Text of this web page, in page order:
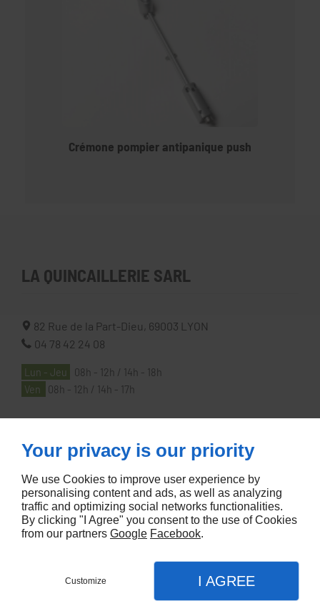
Crémone pompier antipanique push
LA QUINCAILLERIE SARL
82 Rue de la Part-Dieu, 69003
LYON
04 78 42 24 08
Lun - Jeu
08h - 12h / 14h - 18h
Ven
08h - 12h / 14h - 17h
À PROPOS
Accueil
Contactez-nous
Mentions légales
Plan du site
Your privacy is our priority
We use Cookies to improve user experience by
personalising content and ads, as well as analyzing
traffic and optimizing social networks functionalities.
By clicking "I Agree" you consent to the use of Cookies
from our partners Google Facebook.
Customize I AGREE